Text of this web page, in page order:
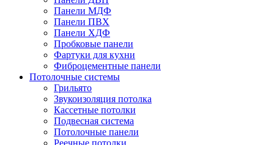
Панели МДФ
Панели ПВХ
Панели ХДФ
Пробковые панели
Фартуки для кухни
Фиброцементные панели
Потолочные системы
Грильято
Звукоизоляция потолка
Кассетные потолки
Подвесная система
Потолочные панели
Реечные потолки